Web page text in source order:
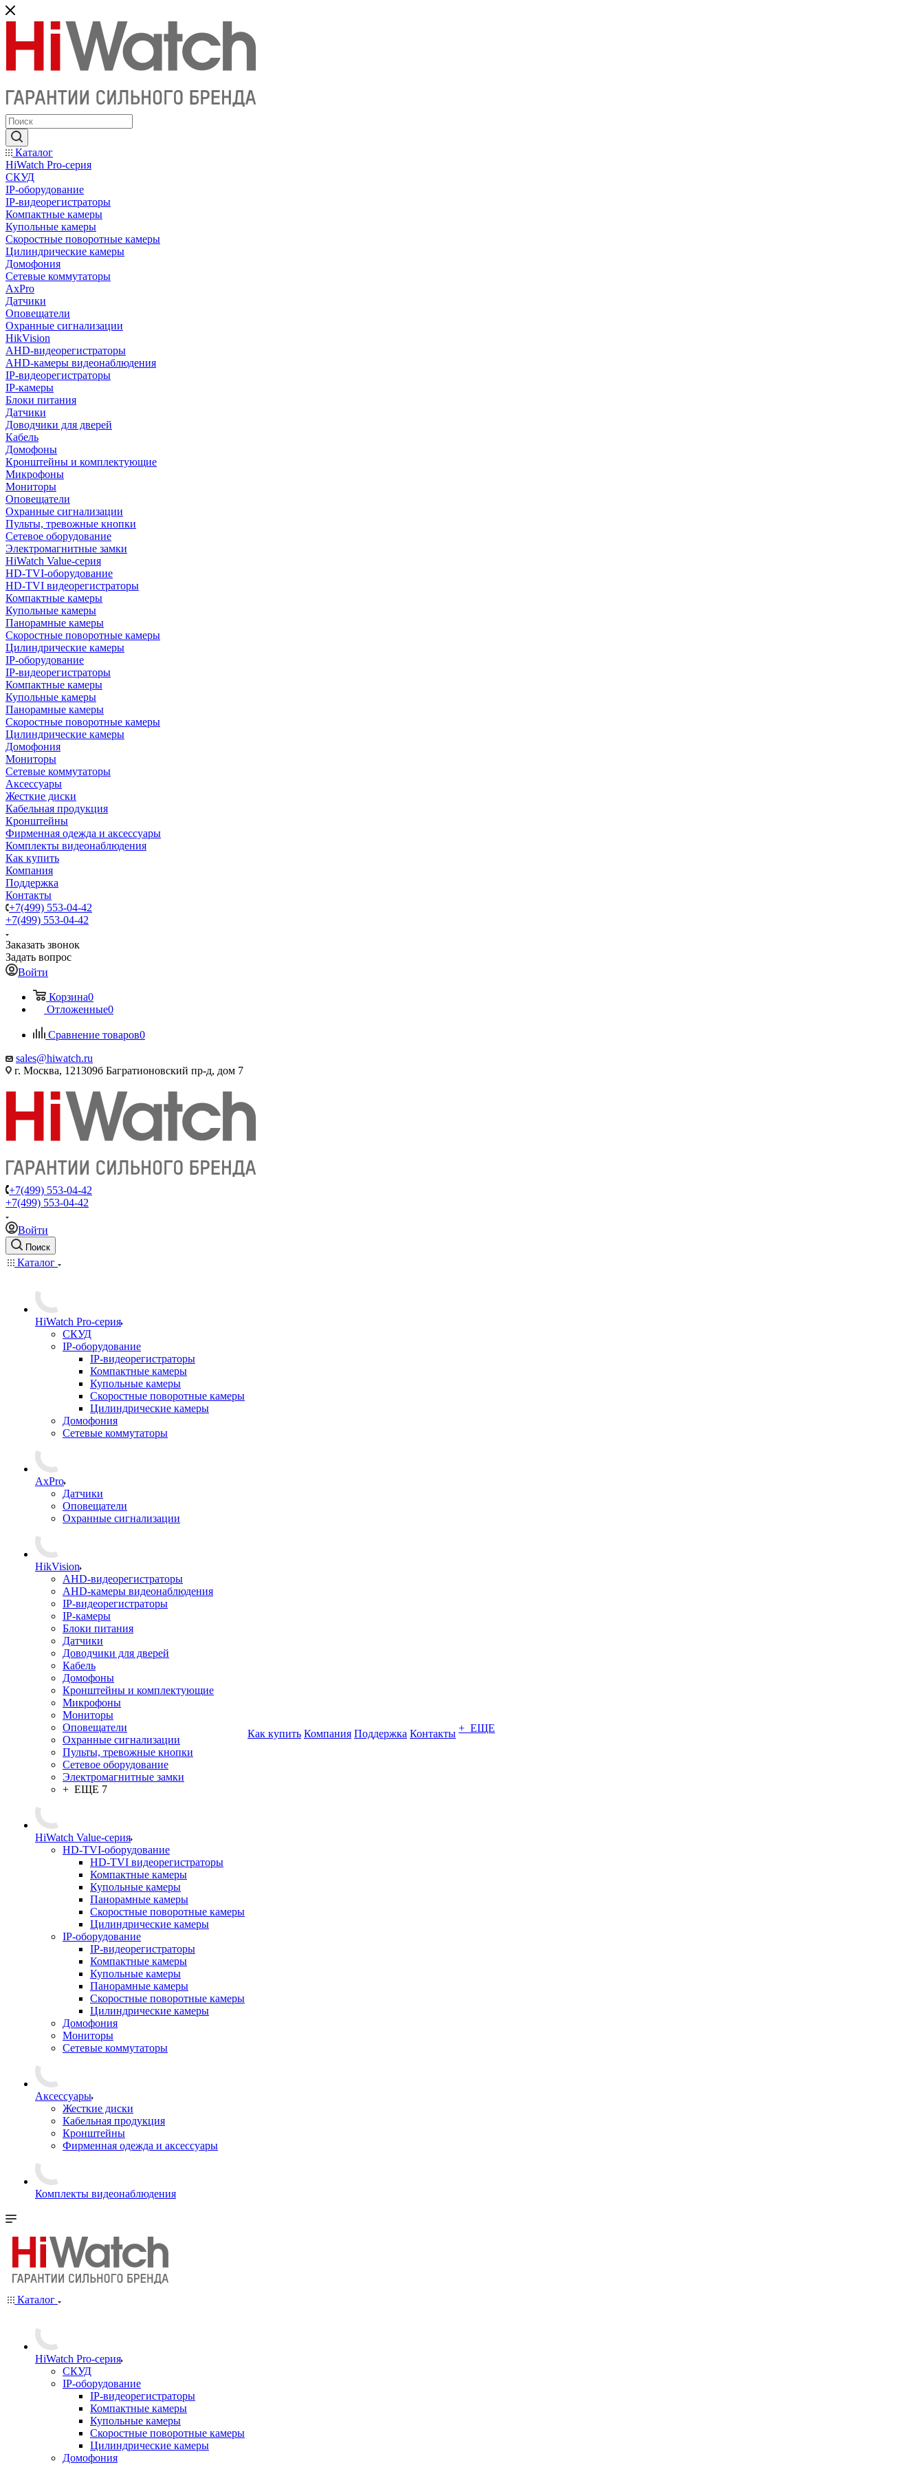
Каталог
HiWatch Pro-серия
CКУД
IP-оборудование
IP-видеорегистраторы
Компактные камеры
Купольные камеры
Скоростные поворотные камеры
Цилиндрические камеры
Домофония
Сетевые коммутаторы
AxPro
Датчики
Оповещатели
Охранные сигнализации
HikVision
AHD-видеорегистраторы
AHD-камеры видеонаблюдения
IP-видеорегистраторы
IP-камеры
Блоки питания
Датчики
Доводчики для дверей
Кабель
Домофоны
Кронштейны и комплектующие
Микрофоны
Мониторы
Оповещатели
Охранные сигнализации
Пульты, тревожные кнопки
Сетевое оборудование
Электромагнитные замки
HiWatch Value-серия
HD-TVI-оборудование
HD-TVI видеорегистраторы
Компактные камеры
Купольные камеры
Панорамные камеры
Скоростные поворотные камеры
Цилиндрические камеры
IP-оборудование
IP-видеорегистраторы
Компактные камеры
Купольные камеры
Панорамные камеры
Скоростные поворотные камеры
Цилиндрические камеры
Домофония
Мониторы
Сетевые коммутаторы
Аксессуары
Жесткие диски
Кабельная продукция
Кронштейны
Фирменная одежда и аксессуары
Комплекты видеонаблюдения
Как купить
Компания
Поддержка
Контакты
+7(499) 553-04-42
+7(499) 553-04-42
Заказать звонок
Задать вопрос
Войти
Корзина0
Отложенные0
Сравнение товаров0
sales@hiwatch.ru
г. Москва, 121309б Багратионовский пр-д, дом 7
+7(499) 553-04-42
+7(499) 553-04-42
Войти
Поиск
Каталог
HiWatch Pro-серия
CКУД
IP-оборудование
IP-видеорегистраторы
Компактные камеры
Купольные камеры
Скоростные поворотные камеры
Цилиндрические камеры
Домофония
Сетевые коммутаторы
AxPro
Датчики
Оповещатели
Охранные сигнализации
HikVision
AHD-видеорегистраторы
AHD-камеры видеонаблюдения
IP-видеорегистраторы
IP-камеры
Блоки питания
Датчики
Доводчики для дверей
Кабель
Домофоны
Кронштейны и комплектующие
Микрофоны
Мониторы
Оповещатели
Охранные сигнализации
Пульты, тревожные кнопки
Сетевое оборудование
Электромагнитные замки
+ ЕЩЕ 7
HiWatch Value-серия
HD-TVI-оборудование
HD-TVI видеорегистраторы
Компактные камеры
Купольные камеры
Панорамные камеры
Скоростные поворотные камеры
Цилиндрические камеры
IP-оборудование
IP-видеорегистраторы
Компактные камеры
Купольные камеры
Панорамные камеры
Скоростные поворотные камеры
Цилиндрические камеры
Домофония
Мониторы
Сетевые коммутаторы
Аксессуары
Жесткие диски
Кабельная продукция
Кронштейны
Фирменная одежда и аксессуары
Комплекты видеонаблюдения
Как купить Компания Поддержка Контакты + ЕЩЕ
Каталог
HiWatch Pro-серия
CКУД
IP-оборудование
IP-видеорегистраторы
Компактные камеры
Купольные камеры
Скоростные поворотные камеры
Цилиндрические камеры
Домофония